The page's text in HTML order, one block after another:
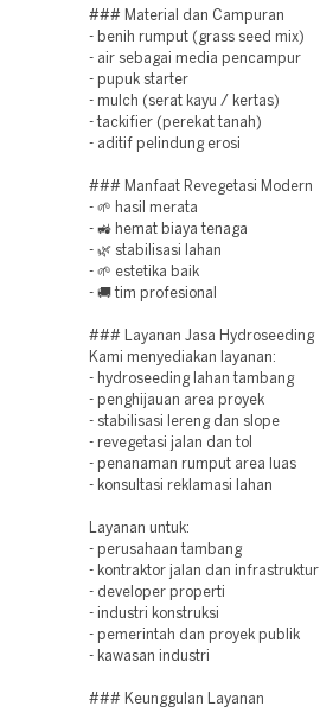
### Material dan Campuran
- benih rumput (grass seed mix)
- air sebagai media pencampur
- pupuk starter
- mulch (serat kayu / kertas)
- tackifier (perekat tanah)
- aditif pelindung erosi
### Manfaat Revegetasi Modern
- 🌱 hasil merata
- 🚜 hemat biaya tenaga
- 🌿 stabilisasi lahan
- 🌱 estetika baik
- 🚚 tim profesional
### Layanan Jasa Hydroseeding
Kami menyediakan layanan:
- hydroseeding lahan tambang
- penghijauan area proyek
- stabilisasi lereng dan slope
- revegetasi jalan dan tol
- penanaman rumput area luas
- konsultasi reklamasi lahan
Layanan untuk:
- perusahaan tambang
- kontraktor jalan dan infrastruktur
- developer properti
- industri konstruksi
- pemerintah dan proyek publik
- kawasan industri
### Keunggulan Layanan